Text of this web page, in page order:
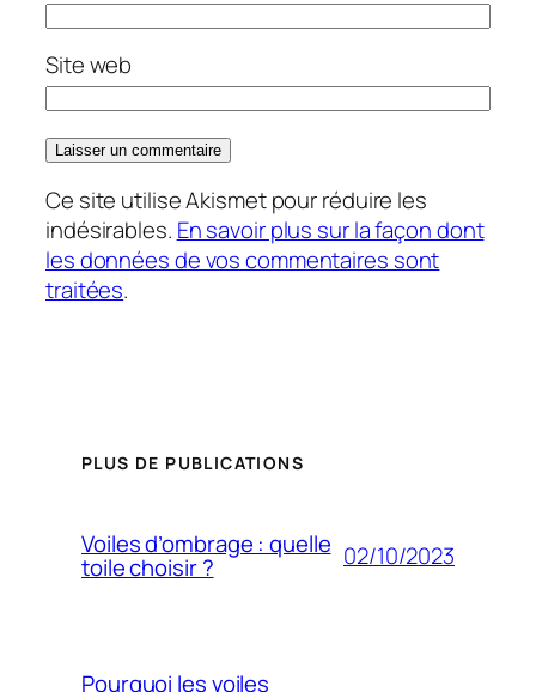
Site web
Ce site utilise Akismet pour réduire les
indésirables. En savoir plus sur la façon dont
les données de vos commentaires sont
traitées.
PLUS DE PUBLICATIONS
Voiles d’ombrage : quelle
toile choisir ? 02/10/2023
Pourquoi les voiles